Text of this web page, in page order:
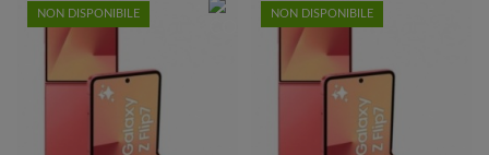
NON DISPONIBILE NON DISPONIBILE